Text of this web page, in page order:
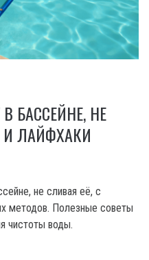
БАССЕЙНЕ, НЕ
И ЛАЙФХАКИ
не сливая её, с
методов. Полезные советы
чистоты воды.